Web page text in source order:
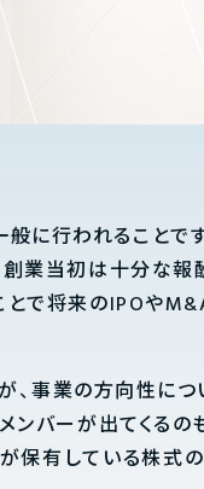
に行われることで
業当初は十分な報
とで将来のIPOや
事業の方向性につ
バーが出てくるの
保有している株式